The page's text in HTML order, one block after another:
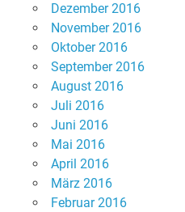
Dezember 2016
November 2016
Oktober 2016
September 2016
August 2016
Juli 2016
Juni 2016
Mai 2016
April 2016
März 2016
Februar 2016